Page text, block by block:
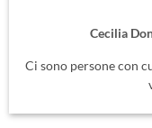
Cecilia
Ci sono persone con